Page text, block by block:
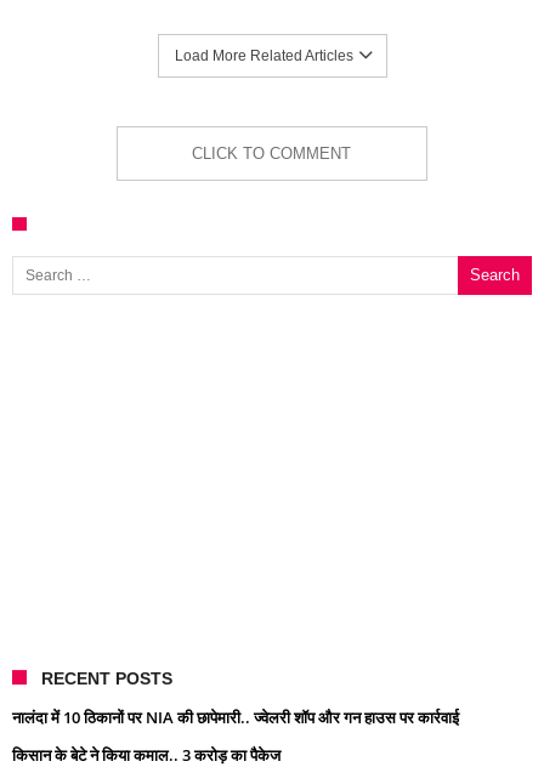
Load More Related Articles
CLICK TO COMMENT
Search for:
RECENT POSTS
नालंदा में 10 ठिकानों पर NIA की छापेमारी.. ज्वेलरी शॉप और गन हाउस पर कार्रवाई
किसान के बेटे ने किया कमाल.. 3 करोड़ का पैकेज